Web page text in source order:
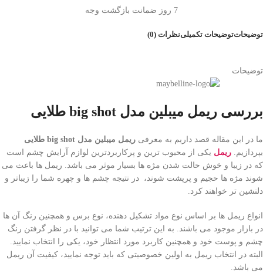
7 روز ضمانت بازگشت وجه
توضیحاتتوضیحات تکمیلینظرات (0)
توضیحات
بررسی ریمل میبلین مدل big shot طلایی
ما در این مقاله قصد داریم به معرفی ریمل میبلین مدل big shot طلایی
بپردازیم. ریمل یکی از محبوب ترین و پرکاربردترین لوازم آرایش چشم است
که در زیبا و خوش حالت شدن مژه ها بسیار موثر می باشد. ریمل ها باعث می
شوند مژه ها حجیم و پرپشت شوند، در نتیجه چشم ها و چهره شما را زیباتر و
دلنشین تر خواهند کرد.
انواع ریمل ها بر اساس نوع مواد تشکیل دهنده، نوع برس و همچنین رنگ آن ها
در بازار موجود می باشند. به این ترتیب شما می توانید با در نظر گرفتن رنگ
چشم و پوست خود و همچنین کاربرد مورد انتظار خود، یکی را انتخاب نمایید.
البته در انتخاب ریمل به اولین خصوصیتی که باید توجه نمایید، کیفیت آن ریمل
می باشد.